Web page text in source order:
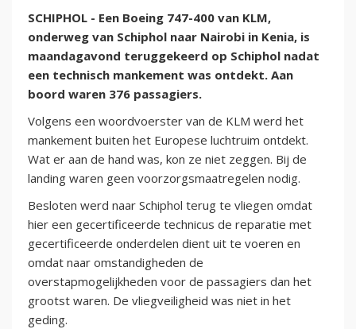
SCHIPHOL - Een Boeing 747-400 van KLM,
onderweg van Schiphol naar Nairobi in Kenia, is
maandagavond teruggekeerd op Schiphol nadat
een technisch mankement was ontdekt. Aan
boord waren 376 passagiers.
Volgens een woordvoerster van de KLM werd het
mankement buiten het Europese luchtruim ontdekt.
Wat er aan de hand was, kon ze niet zeggen. Bij de
landing waren geen voorzorgsmaatregelen nodig.
Besloten werd naar Schiphol terug te vliegen omdat
hier een gecertificeerde technicus de reparatie met
gecertificeerde onderdelen dient uit te voeren en
omdat naar omstandigheden de
overstapmogelijkheden voor de passagiers dan het
grootst waren. De vliegveiligheid was niet in het
geding.